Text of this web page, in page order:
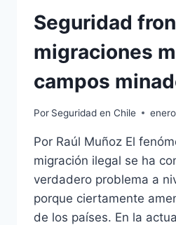
Seguridad
migraciones
campos
Por Seguridad en Chile
Por Raúl Muñoz El
migración ilegal se ha
verdadero problema a
porque ciertamente
de los países. En la